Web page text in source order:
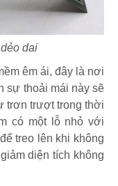
dai
êm ái, đây là nơi
sự thoải mái này sẽ
trơn trượt trong thời
có một lỗ nhỏ với
treo lên khi không
diện tích không